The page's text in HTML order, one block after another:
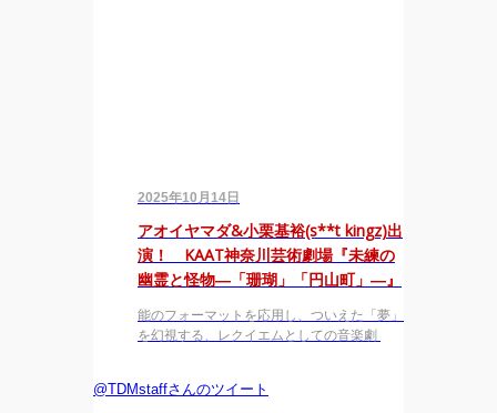
2025年10月14日
アオイヤマダ&小栗基裕(s**t kingz)出
演！ KAAT神奈川芸術劇場『未練の
幽霊と怪物―「珊瑚」「円山町」―』
能のフォーマットを応用し、ついえた「夢」
を幻視する、レクイエムとしての音楽劇
@TDMstaffさんのツイート